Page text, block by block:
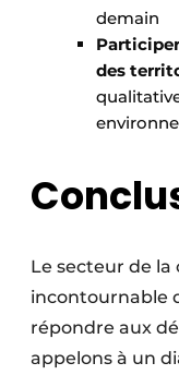
demain
des
Le secteur de
incontournable
répondre aux
appelons à un